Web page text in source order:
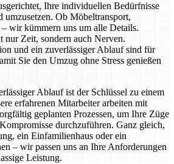
Ihre individuellen Bedürfnisse
umzusetzen. Ob Möbeltransport,
wir kümmern uns um alle Details.
nur Zeit, sondern auch Nerven.
und ein zuverlässiger Ablauf sind für
Sie den Umzug ohne Stress genießen
Ablauf ist der Schlüssel zu einem
erfahrenen Mitarbeiter arbeiten mit
geplanten Prozessen, um Ihre Züge
durchzuführen. Ganz gleich,
ein Einfamilienhaus oder ein
– wir passen uns an Ihre Anforderungen
Leistung.